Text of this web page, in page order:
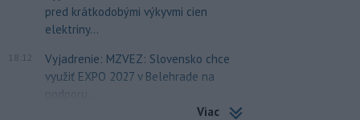
pred krátkodobými výkyvmi cien
elektriny...
18:12
Vyjadrenie: MZVEZ: Slovensko chce
využiť EXPO 2027 v Belehrade na
podporu...
Viac